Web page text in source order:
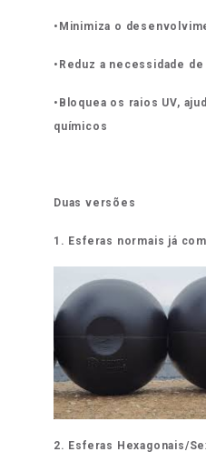
•Minimiza o
•Reduz a necessidade
•Bloquea os raios UV,
químicos
Duas versões
1. Esferas normais já
2. Esferas Hexagonais/